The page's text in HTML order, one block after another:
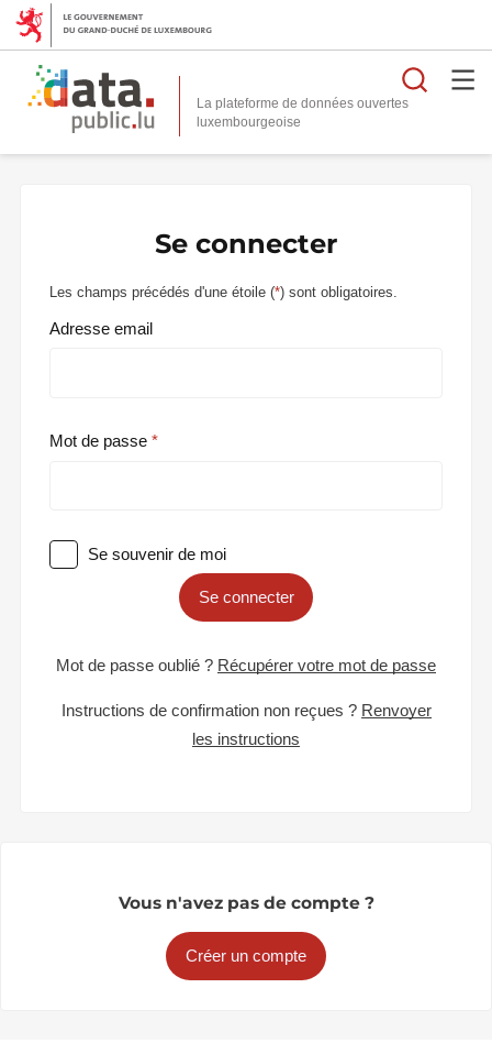
La plateforme de données ouvertes
Se connecter
Les champs précédés d'une étoile (*) sont obligatoires.
Adresse email
Mot de passe
Se souvenir de moi
Se connecter
Mot de passe oublié ? Récupérer votre mot de passe
Instructions de confirmation non reçues ? Renvoyer
les instructions
Vous n'avez pas de compte ?
Créer un compte